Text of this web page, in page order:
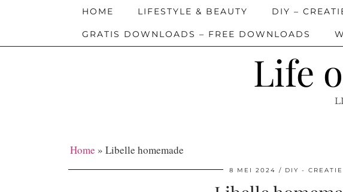
Life
HOME LIFESTYLE & BEAUTY DIY –
GRATIS DOWNLOADS – FREE DOWNLOADS
Home » Libelle homemade
8 MEI 2024 DIY -